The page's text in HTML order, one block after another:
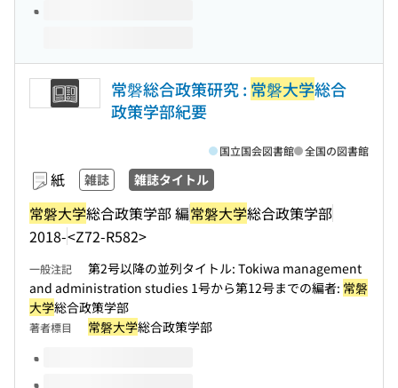
常磐総合政策研究 : 常磐大学総合
政策学部紀要
紙 雑誌 雑誌タイトル
常磐大学総合政策学部 編常磐大学総合政策学部
2018-<Z72-R582>
国立国会図書館 全国の図書館
一般注記
第2号以降の並列タイトル: Tokiwa management
and administration studies 1号から第12号までの編者: 常磐
大学総合政策学部
著者標目 常磐大学総合政策学部
このタイトルの巻号